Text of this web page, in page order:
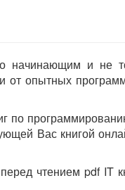
начинающим и не
от опытных
по
Вас книгой
чтением pdf IT